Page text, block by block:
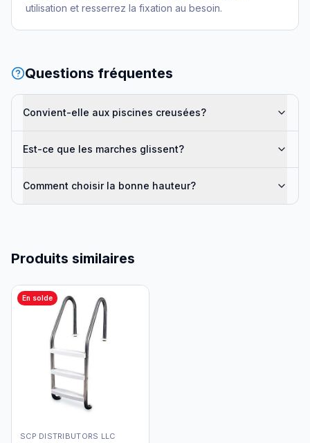
utilisation et resserrez la fixation au besoin.
Questions fréquentes
Convient-elle aux piscines creusées?
Est-ce que les marches glissent?
Comment choisir la bonne hauteur?
Produits similaires
En solde
SCP DISTRIBUTORS LLC